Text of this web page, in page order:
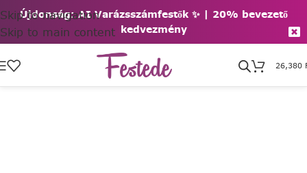
Újdonság: AI Varázsszámfestők ✨ | 20% bevezető
kedvezmény
Skip to navigation
Skip to main content
26,380